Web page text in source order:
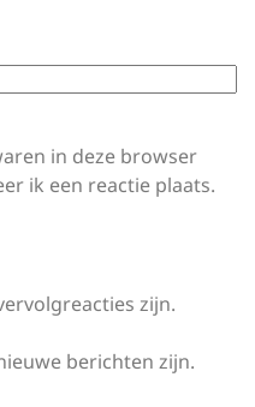
in deze browser
ik een reactie plaats.
zijn.
berichten zijn.